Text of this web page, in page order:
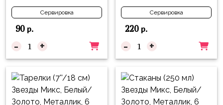
Сервировка
90р.
- +
Сервировка
220р.
- +
праздника
Свечи
Бумажный
декор
Мамы,
Бабушки
Папы,
Дедушки
Тропики
Гарри